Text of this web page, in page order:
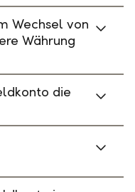
Wechsel von
Währung
die